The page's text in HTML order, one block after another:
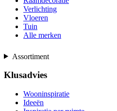
Verlichting
Vloeren
Tuin
Alle merken
Assortiment
Klusadvies
Wooninspiratie
Ideeën